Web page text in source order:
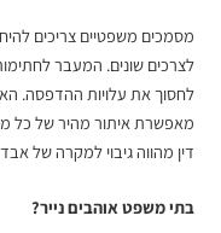
מסמכים משפטיים צריכים
לצרכים שונים. המעבר
לחסוך את עלויות ההדפסה.
מאפשרת איתור מהיר של כל
דין מהווה גיבוי למקרה של
בתי משפט אוהבים נייר?